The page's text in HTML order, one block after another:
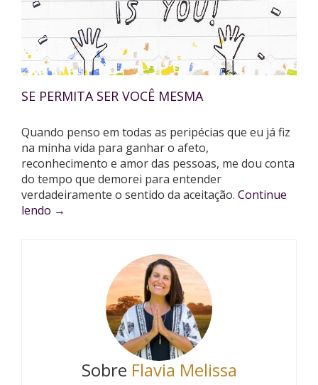
SE PERMITA SER VOCÊ MESMA
Quando penso em todas as peripécias que eu já fiz
na minha vida para ganhar o afeto,
reconhecimento e amor das pessoas, me dou conta
do tempo que demorei para entender
verdadeiramente o sentido da aceitação. Continue
lendo →
Sobre Flavia Melissa